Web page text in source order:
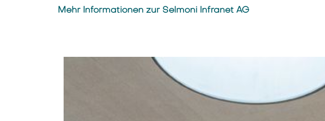
Mehr Informationen zur Selmoni Infranet AG